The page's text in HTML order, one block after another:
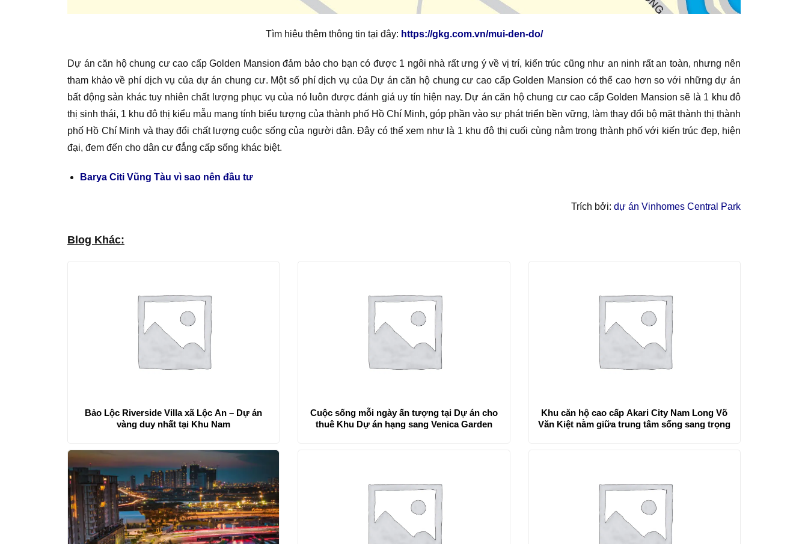
Tìm hiêu thêm thông tin tại đây: https://gkg.com.vn/mui-den-do/
Dự án căn hộ chung cư cao cấp Golden Mansion đảm bảo cho bạn có được 1 ngôi nhà rất ưng ý về vị trí, kiến trúc cũng như an ninh rất an toàn, nhưng nên
tham khảo về phí dịch vụ của dự án chung cư. Một số phí dịch vụ của Dự án căn hộ chung cư cao cấp Golden Mansion có thể cao hơn so với những dự án
bất động sản khác tuy nhiên chất lượng phục vụ của nó luôn được đánh giá uy tín hiện nay. Dự án căn hộ chung cư cao cấp Golden Mansion sẽ là 1 khu đô
thị sinh thái, 1 khu đô thị kiểu mẫu mang tính biểu tượng của thành phố Hồ Chí Minh, góp phần vào sự phát triển bền vững, làm thay đổi bộ mặt thành thị thành
phố Hồ Chí Minh và thay đổi chất lượng cuộc sống của người dân. Đây có thể xem như là 1 khu đô thị cuối cùng nằm trong thành phố với kiến trúc đẹp, hiện
đại, đem đến cho dân cư đẳng cấp sống khác biệt.
Barya Citi Vũng Tàu vì sao nên đầu tư
Trích bởi: dự án Vinhomes Central Park
Blog Khác:
Bảo Lộc Riverside Villa xã Lộc An – Dự án
vàng duy nhất tại Khu Nam
Cuộc sống mỗi ngày ấn tượng tại Dự án cho
thuê Khu Dự án hạng sang Venica Garden
Khu căn hộ cao cấp Akari City Nam Long Võ
Văn Kiệt nằm giữa trung tâm sống sang trọng